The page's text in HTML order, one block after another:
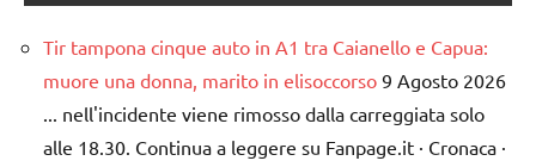
Tir tampona cinque auto in A1 tra Caianello e Capua:
muore una donna, marito in elisoccorso 9 Agosto 2026
... nell'incidente viene rimosso dalla carreggiata solo
alle 18.30. Continua a leggere su Fanpage.it · Cronaca ·